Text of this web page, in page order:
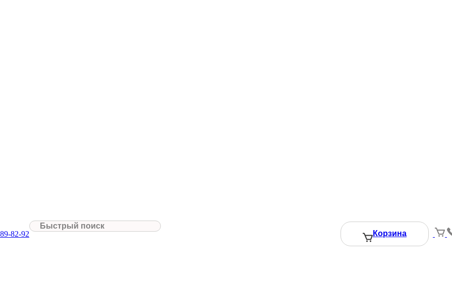
82-92 Корзина
клей для коммерческих ПВХ покрытий 10 кг
мягкость ворса, выбрать цвет